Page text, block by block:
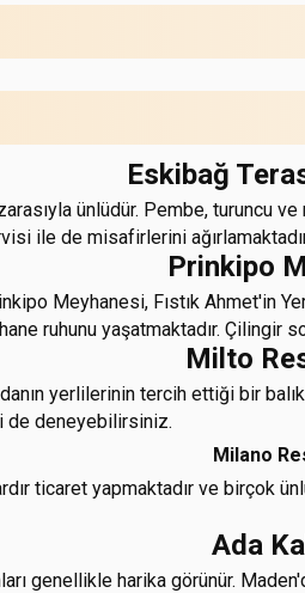
Eskibağ
ünlüdür. Pembe,
ile de misafirlerini
Prinkipo
Meyhanesi, Fıstık Ahmet'in
ruhunu yaşatmaktadır.
Milto
yerlilerinin tercih ettiği bir
de deneyebilirsiniz.
Milano
ticaret yapmaktadır ve birçok
Ada
genellikle harika görünür.